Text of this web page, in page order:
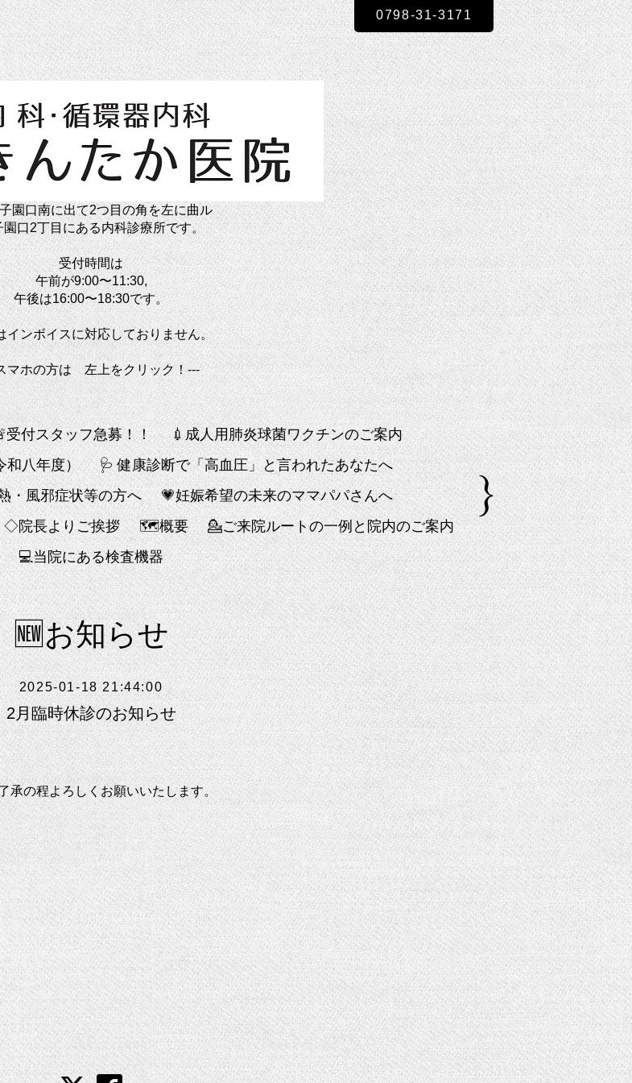
園口南に出て2つ目の角を左に曲ル
園口2丁目にある内科診療所です。
受付時間は
午前が9:00〜11:30,
午後は16:00〜18:30です。
インボイスに対応しておりません。
マホの方は 左上をクリック！---
0798-31-3171
受付スタッフ急募！！
💉成人用肺炎球菌ワクチンのご案内
八年度）
🩺 健康診断で「高血圧」と言われたあなたへ
・風邪症状等の方へ
💗妊娠希望の未来のママパパさんへ
◇院長よりご挨拶 🗺概要
💁ご来院ルートの一例と院内のご案内
💻️当院にある検査機器
🆕お知らせ
2025-01-18 21:44:00
2月臨時休診のお知らせ
承の程よろしくお願いいたします。